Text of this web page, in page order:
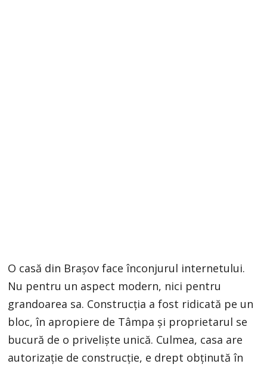
O casă din Braşov face înconjurul internetului.
Nu pentru un aspect modern, nici pentru
grandoarea sa. Construcţia a fost ridicată pe un
bloc, în apropiere de Tâmpa şi proprietarul se
bucură de o privelişte unică. Culmea, casa are
autorizaţie de construcţie, e drept obţinută în